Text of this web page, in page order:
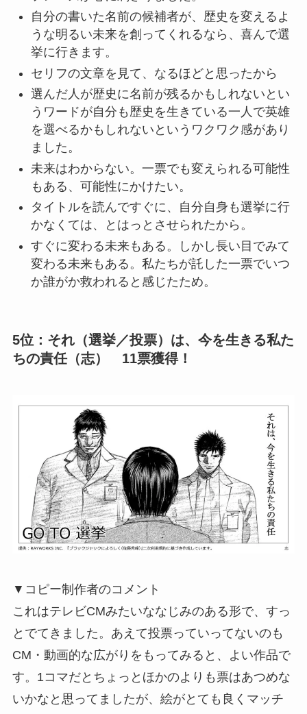
自分の書いた名前の候補者が、歴史を変えるよ
うな明るい未来を創ってくれるなら、喜んで選
挙に行きます。
セリフの文章を見て、なるほどと思ったから
選んだ人が歴史に名前が残るかもしれないとい
うワードが自分も歴史を生きている一人で英雄
を選べるかもしれないというワクワク感があり
ました。
未来はわからない。一票でも変えられる可能性
もある、可能性にかけたい。
タイトルを読んですぐに、自分自身も選挙に行
かなくては、とはっとさせられたから。
すぐに変わる未来もある。しかし長い目でみて
変わる未来もある。私たちが託した一票でいつ
か誰がか救われると感じたため。
5位：それ（選挙／投票）は、今を生きる私た
ちの責任（志） 11票獲得！
▼コピー制作者のコメント
これはテレビCMみたいななじみのある形で、すっ
とでてきました。あえて投票っていってないのも
CM・動画的な広がりをもってみると、よい作品で
す。1コマだとちょっとほかのよりも票はあつめな
いかなと思ってましたが、絵がとても良くマッチ